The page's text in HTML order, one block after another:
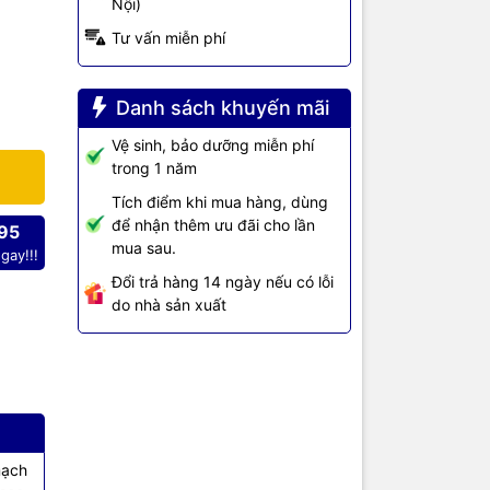
Tư vấn miễn phí
Danh sách khuyến mãi
Vệ sinh, bảo dưỡng miễn phí
trong 1 năm
Tích điểm khi mua hàng, dùng
để nhận thêm ưu đãi cho lần
mua sau.
Đổi trả hàng 14 ngày nếu có lỗi
do nhà sản xuất
kế
Layer 2
tảng
trong
tiếp
cấu